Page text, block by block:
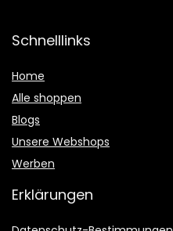
Schnelllinks
Home
Alle shoppen
Blogs
Unsere Webshops
Werben
Erklärungen